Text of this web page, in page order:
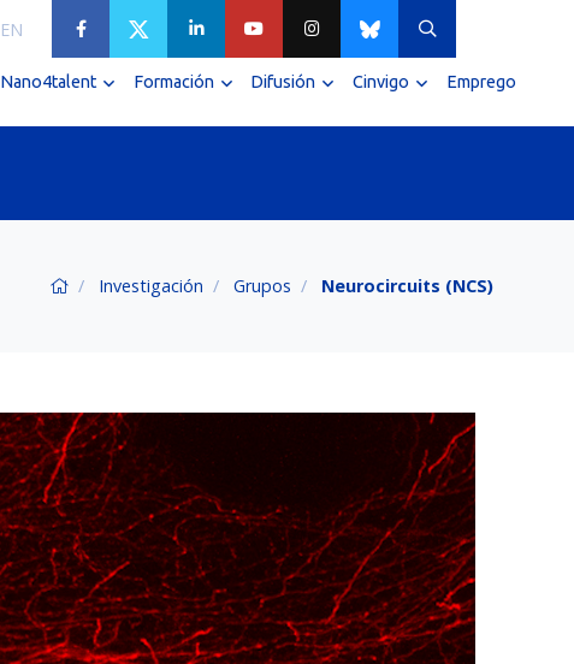
EN
Nano4talent Formación Difusión Cinvigo Emprego
Investigación Grupos Neurocircuits (NCS)